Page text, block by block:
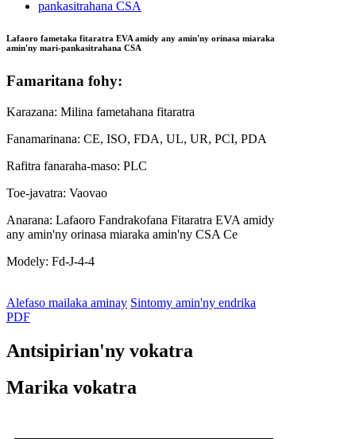
Lafaoro fametaka fitaratra EVA amidy any amin'ny orinasa miaraka
amin'ny mari-pankasitrahana CSA
Famaritana fohy:
Karazana: Milina fametahana fitaratra
Fanamarinana: CE, ISO, FDA, UL, UR, PCI, PDA
Rafitra fanaraha-maso: PLC
Toe-javatra: Vaovao
Anarana: Lafaoro Fandrakofana Fitaratra EVA amidy
any amin'ny orinasa miaraka amin'ny CSA Ce
Modely: Fd-J-4-4
Alefaso mailaka aminay Sintomy amin'ny endrika
PDF
Antsipirian'ny vokatra
Marika vokatra